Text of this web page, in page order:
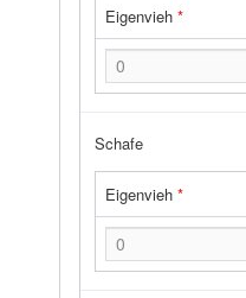
Eigenvieh*
Schafe
Eigenvieh*